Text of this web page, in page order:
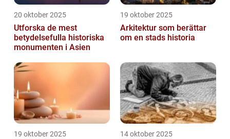
20 oktober 2025
Utforska de mest
betydelsefulla historiska
monumenten i Asien
19 oktober 2025
Arkitektur som berättar
om en stads historia
19 oktober 2025 14 oktober 2025